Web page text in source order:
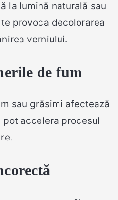
la lumină naturală sau
provoca decolorarea
verniului.
de fum
sau grăsimi afectează
accelera procesul